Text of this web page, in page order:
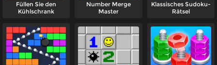
Füllen Sie den
Kühlschrank
Number Merge
Master
Klassisches Sudoku-
Rätsel